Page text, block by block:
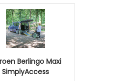
Berlingo Maxi
SimplyAccess